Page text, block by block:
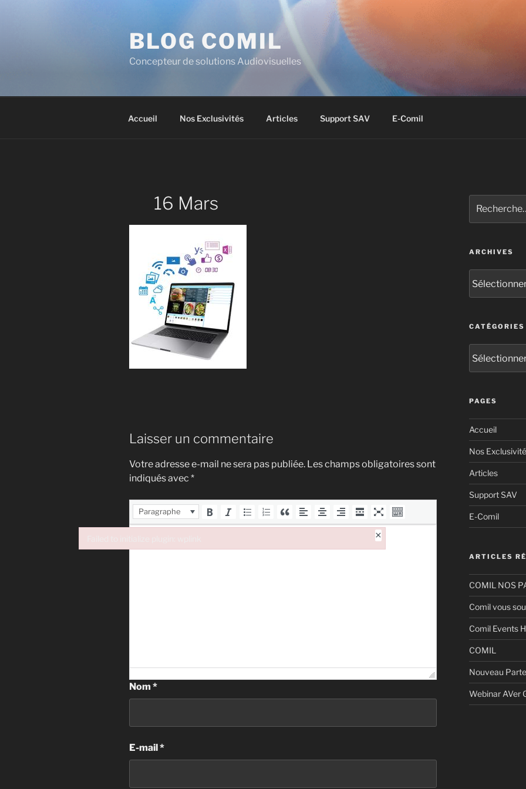
BLOG COMIL
Concepteur de solutions Audiovisuelles
Accueil Nos Exclusivités Articles Support SAV E-Comil
16 Mars
Laisser un commentaire
Votre adresse e-mail ne sera pas publiée. Les champs obligatoires sont
indiqués avec *
Paragraphe
Nom *
E-mail*
ARCHIVES
CATÉGORIES
PAGES
Accueil
Nos
Articles
Support SAV
E-Comil
ARTICLES
COMIL NOS
Comil vous
Comil Events
COMIL
Nouveau
Webinar AVer
×
Failed to initialize plugin: wplink